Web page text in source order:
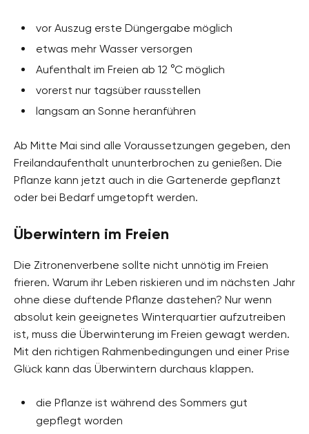
vor Auszug erste Düngergabe möglich
etwas mehr Wasser versorgen
Aufenthalt im Freien ab 12 °C möglich
vorerst nur tagsüber rausstellen
langsam an Sonne heranführen
Ab Mitte Mai sind alle Voraussetzungen gegeben, den
Freilandaufenthalt ununterbrochen zu genießen. Die
Pflanze kann jetzt auch in die Gartenerde gepflanzt
oder bei Bedarf umgetopft werden.
Überwintern im Freien
Die Zitronenverbene sollte nicht unnötig im Freien
frieren. Warum ihr Leben riskieren und im nächsten Jahr
ohne diese duftende Pflanze dastehen? Nur wenn
absolut kein geeignetes Winterquartier aufzutreiben
ist, muss die Überwinterung im Freien gewagt werden.
Mit den richtigen Rahmenbedingungen und einer Prise
Glück kann das Überwintern durchaus klappen.
die Pflanze ist während des Sommers gut
gepflegt worden